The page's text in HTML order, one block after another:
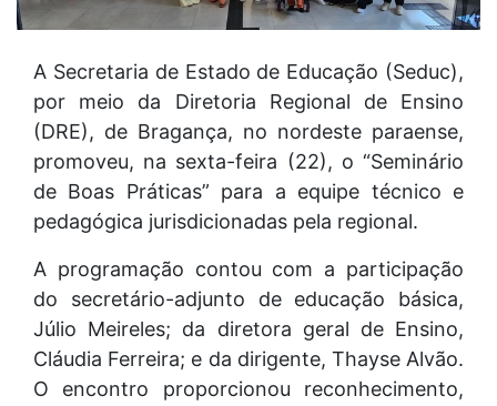
A Secretaria de Estado de Educação (Seduc),
por meio da Diretoria Regional de Ensino
(DRE), de Bragança, no nordeste paraense,
promoveu, na sexta-feira (22), o “Seminário
de Boas Práticas” para a equipe técnico e
pedagógica jurisdicionadas pela regional.
A programação contou com a participação
do secretário-adjunto de educação básica,
Júlio Meireles; da diretora geral de Ensino,
Cláudia Ferreira; e da dirigente, Thayse Alvão.
O encontro proporcionou reconhecimento,